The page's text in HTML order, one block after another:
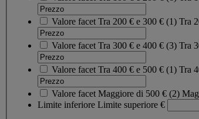
Valore facet Tra 200 € e 300 € (1) Tra
Valore facet Tra 300 € e 400 € (3) Tra
Valore facet Tra 400 € e 500 € (1) Tra
Valore facet Maggiore di 500 € (2)
Limite inferiore Limite superiore €